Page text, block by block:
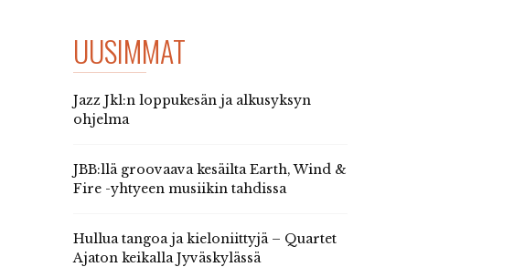
UUSIMMAT
Jazz Jkl:n loppukesän ja alkusyksyn
ohjelma
JBB:llä groovaava kesäilta Earth, Wind &
Fire -yhtyeen musiikin tahdissa
Hullua tangoa ja kieloniittyjä – Quartet
Ajaton keikalla Jyväskylässä